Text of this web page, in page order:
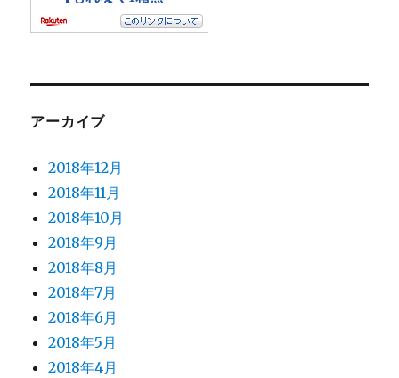
アーカイブ
2018年12月
2018年11月
2018年10月
2018年9月
2018年8月
2018年7月
2018年6月
2018年5月
2018年4月